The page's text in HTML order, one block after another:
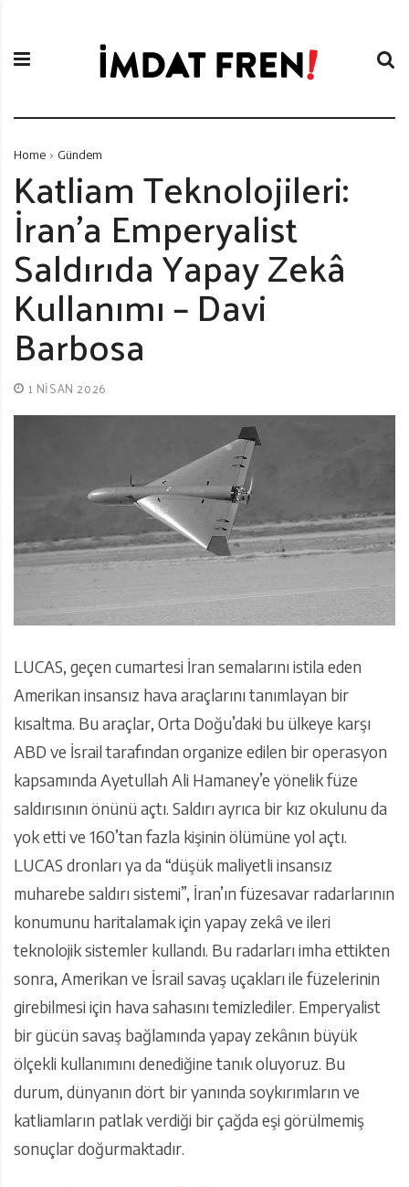
Home Gündem
Katliam Teknolojileri:
İran’a Emperyalist
Saldırıda Yapay Zekâ
Kullanımı – Davi
Barbosa
1 NISAN 2026
LUCAS, geçen cumartesi İran semalarını istila eden
Amerikan insansız hava araçlarını tanımlayan bir
kısaltma. Bu araçlar, Orta Doğu’daki bu ülkeye karşı
ABD ve İsrail tarafından organize edilen bir operasyon
kapsamında Ayetullah Ali Hamaney’e yönelik füze
saldırısının önünü açtı. Saldırı ayrıca bir kız okulunu da
yok etti ve 160’tan fazla kişinin ölümüne yol açtı.
LUCAS dronları ya da “düşük maliyetli insansız
muharebe saldırı sistemi”, İran’ın füzesavar radarlarının
konumunu haritalamak için yapay zekâ ve ileri
teknolojik sistemler kullandı. Bu radarları imha ettikten
sonra, Amerikan ve İsrail savaş uçakları ile füzelerinin
girebilmesi için hava sahasını temizlediler. Emperyalist
bir gücün savaş bağlamında yapay zekânın büyük
ölçekli kullanımını denediğine tanık oluyoruz. Bu
durum, dünyanın dört bir yanında soykırımların ve
katliamların patlak verdiği bir çağda eşi görülmemiş
sonuçlar doğurmaktadır.